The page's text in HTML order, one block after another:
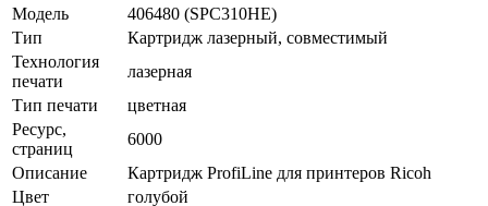
Модель
406480 (SPC310HE)
Тип
Картридж лазерный, совместимый
Технология
печати
лазерная
Тип печати
цветная
Ресурс,
страниц
6000
Описание
Картридж ProfiLine для принтеров Ricoh
Цвет
голубой